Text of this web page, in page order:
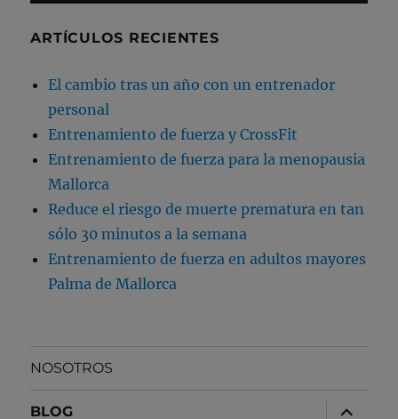
ARTÍCULOS RECIENTES
El cambio tras un año con un entrenador
personal
Entrenamiento de fuerza y CrossFit
Entrenamiento de fuerza para la menopausia
Mallorca
Reduce el riesgo de muerte prematura en tan
sólo 30 minutos a la semana
Entrenamiento de fuerza en adultos mayores
Palma de Mallorca
NOSOTROS
BLOG
expande